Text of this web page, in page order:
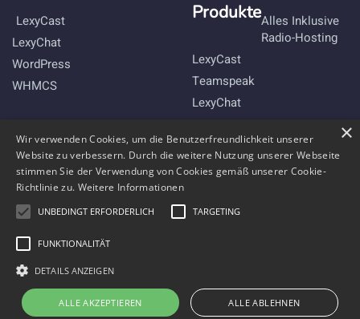
LexyCast
LexyChat
WordPress
WHMCS
ProdukteAlles Inklusive
Radio-Hosting
LexyCast
Teamspeak
LexyChat
Bleibe mit uns im Kontakt
Copyright © 2011-2026 Webradio-Hosting byComnexmedia
×
Wir verwenden Cookies, um die Benutzerfreundlichkeit unserer
Website zu verbessern. Durch die weitere Nutzung unserer Webseite
stimmen Sie der Verwendung von Cookies gemäß unserer Cookie-
Richtlinie zu. Weitere Informationen
UNBEDINGT ERFORDERLICH TARGETING
FUNKTIONALITÄT
DETAILS ANZEIGEN
ALLE AKZEPTIEREN ALLE ABLEHNEN